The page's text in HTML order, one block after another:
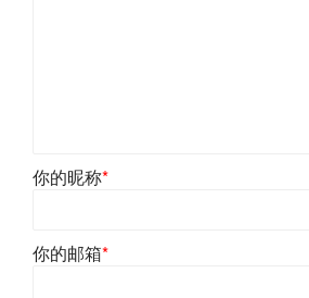
你的昵称*
你的邮箱*